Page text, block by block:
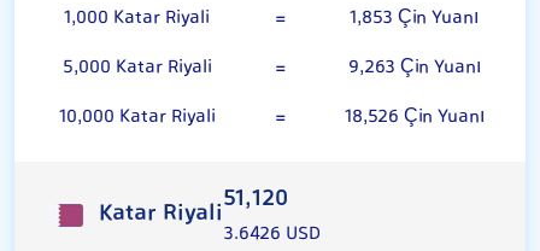
1,000 Katar Riyali
=
1,853 Çin Yuanı
5,000 Katar Riyali
=
9,263 Çin Yuanı
10,000 Katar Riyali
= 18,526 Çin Yuanı
Katar Riyali51,120
3.6426 USD